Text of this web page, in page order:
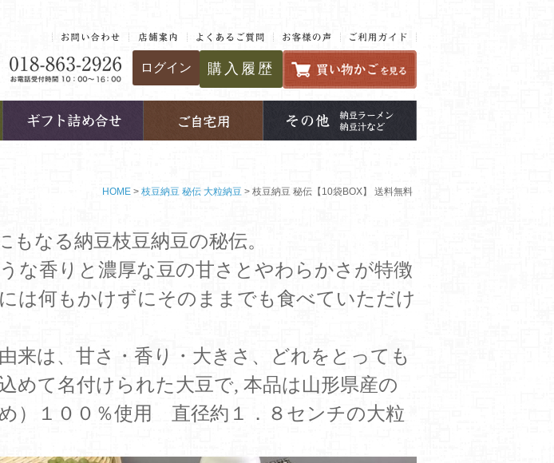
ログイン 購入履歴
HOME 枝豆納豆 秘伝 大粒納豆 枝豆納豆 秘伝【10袋BOX】 送料無料
もなる納豆枝豆納豆の秘伝。
な香りと濃厚な豆の甘さとやわらかさが特徴
は何もかけずにそのままでも食べていただけ
来は、甘さ・香り・大きさ、どれをとっても
めて名付けられた大豆で, 本品は山形県産の
）１００％使用 直径約１．８センチの大粒